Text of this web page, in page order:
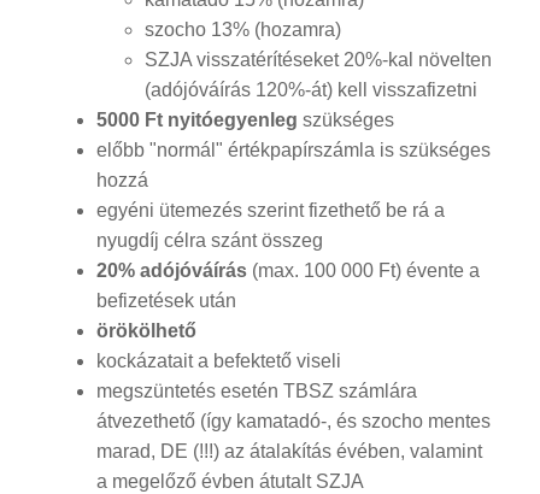
szocho 13% (hozamra)
SZJA visszatérítéseket 20%-kal növelten
(adójóváírás 120%-át) kell visszafizetni
5000 Ft nyitóegyenleg szükséges
előbb "normál" értékpapírszámla is szükséges
hozzá
egyéni ütemezés szerint fizethető be rá a
nyugdíj célra szánt összeg
20% adójóváírás (max. 100 000 Ft) évente a
befizetések után
örökölhető
kockázatait a befektető viseli
megszüntetés esetén TBSZ számlára
átvezethető (így kamatadó-, és szocho mentes
marad, DE (!!!) az átalakítás évében, valamint
a megelőző évben átutalt SZJA